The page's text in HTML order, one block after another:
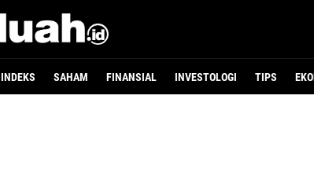
INDEKS SAHAM FINANSIAL INVESTOLOGI TIPS